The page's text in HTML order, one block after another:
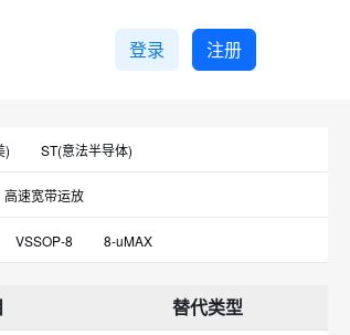
登录 注册
)
ST(意法半导体)
Silicon(芯科)
先积)
高速宽带运放
功率开关芯片
接口专用芯片
口芯片
VSSOP-8
8-uMAX
5 mm (Max)*4 mm (Max)替代类型